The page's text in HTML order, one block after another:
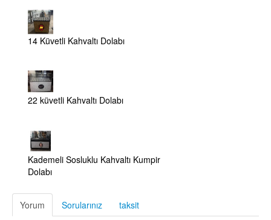
14 Küvetli Kahvaltı Dolabı
22 küvetli Kahvaltı Dolabı
Kademeli Sosluklu Kahvaltı Kumpir
Dolabı
Yorum Sorularınız taksit